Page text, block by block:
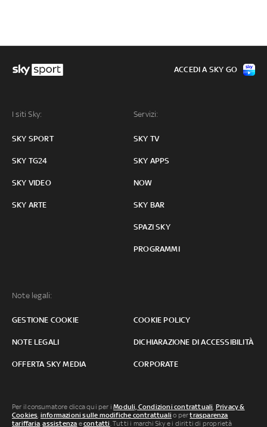
I siti Sky:
SKY SPORT
SKY TG24
SKY VIDEO
SKY ARTE
Servizi:
SKY TV
SKY APPS
NOW
SKY BAR
SPAZI SKY
PROGRAMMI
Note legali:
GESTIONE COOKIE COOKIE POLICY
NOTE LEGALI DICHIARAZIONE DI ACCESSIBILITÀ
OFFERTA SKY MEDIA CORPORATE
ACCEDI A SKY GO
Per il consumatore clicca qui per iModuli, Condizioni contrattuali, Privacy &
Cookies, informazioni sulle modifiche contrattuali o pertrasparenza
tariffaria,assistenza econtatti. Tutti i marchi Sky e i diritti di proprietà